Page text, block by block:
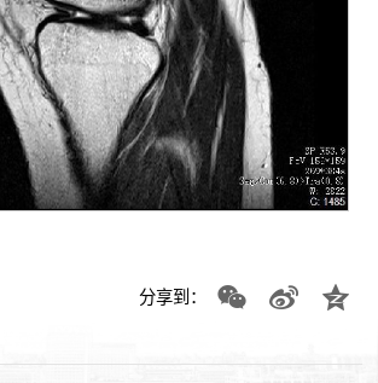
分享到：